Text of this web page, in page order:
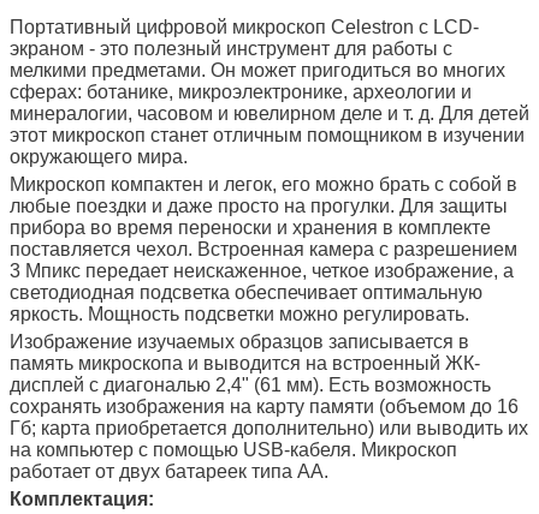
Портативный цифровой микроскоп Celestron с LCD-
экраном - это полезный инструмент для работы с
мелкими предметами. Он может пригодиться во многих
сферах: ботанике, микроэлектронике, археологии и
минералогии, часовом и ювелирном деле и т. д. Для детей
этот микроскоп станет отличным помощником в изучении
окружающего мира.
Микроскоп компактен и легок, его можно брать с собой в
любые поездки и даже просто на прогулки. Для защиты
прибора во время переноски и хранения в комплекте
поставляется чехол. Встроенная камера с разрешением
3 Мпикс передает неискаженное, четкое изображение, а
светодиодная подсветка обеспечивает оптимальную
яркость. Мощность подсветки можно регулировать.
Изображение изучаемых образцов записывается в
память микроскопа и выводится на встроенный ЖК-
дисплей с диагональю 2,4" (61 мм). Есть возможность
сохранять изображения на карту памяти (объемом до 16
Гб; карта приобретается дополнительно) или выводить их
на компьютер с помощью USB-кабеля. Микроскоп
работает от двух батареек типа АА.
Комплектация: